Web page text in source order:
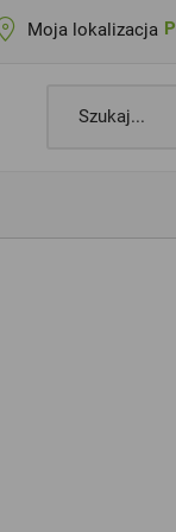
Moja lokalizacja